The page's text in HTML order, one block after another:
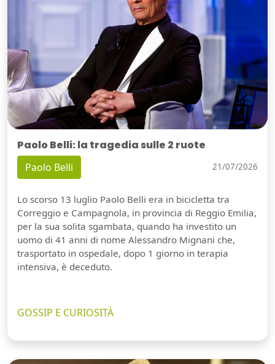
Paolo Belli: la tragedia sulle 2 ruote
Paolo Belli 21/07/2026
Lo scorso 13 luglio Paolo Belli era in bicicletta tra
Correggio e Campagnola, in provincia di Reggio Emilia,
per la sua solita sgambata, quando ha investito un
uomo di 41 anni di nome Alessandro Mignani che,
trasportato in ospedale, dopo 1 giorno in terapia
intensiva, è deceduto.
GOSSIP E CURIOSITÀ